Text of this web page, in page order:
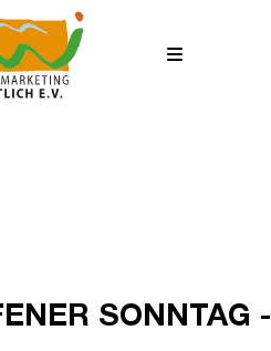
SONNTAG -